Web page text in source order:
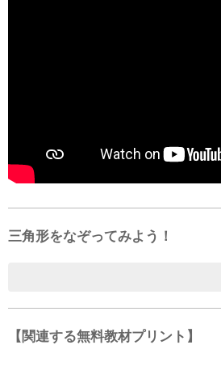
三角形をなぞってみよう！
【関連する無料教材プリント】